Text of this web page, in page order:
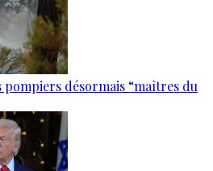
désormais “maîtres du